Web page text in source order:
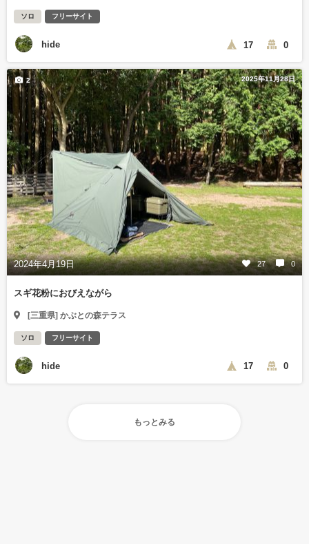
ソロ フリーサイト
hide 17 0
2025年11月28日
2024年4月19日 27 0
2
スギ花粉におびえながら
[三重県] かぶとの森テラス
ソロ フリーサイト
hide 17 0
もっとみる